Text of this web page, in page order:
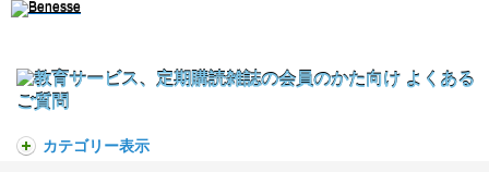
カテゴリー表示